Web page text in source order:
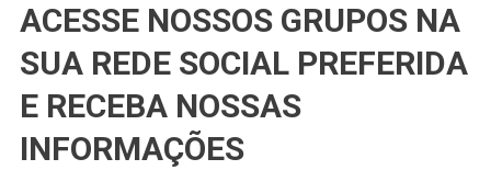
ACESSE NOSSOS GRUPOS NA
SUA REDE SOCIAL PREFERIDA
E RECEBA NOSSAS
INFORMAÇÕES